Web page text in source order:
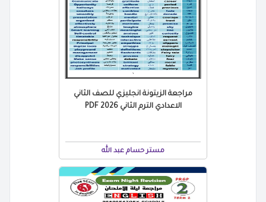
مراجعة الزيتونة انجليزي للصف الثاني
الاعدادي الترم الثاني 2026 PDF
مستر حسام عبد الله